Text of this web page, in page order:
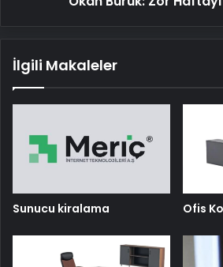
İlgili Makaleler
Sunucu kiralama Ofis